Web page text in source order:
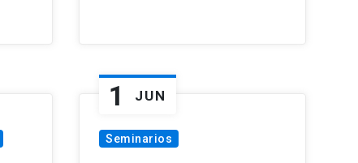
1 JUN
Seminarios